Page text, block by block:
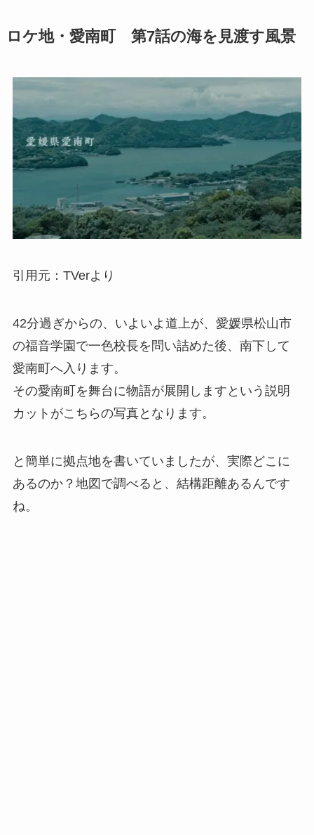
ロケ地・愛南町 第7話の海を見渡す風景
引用元：TVerより
42分過ぎからの、いよいよ道上が、愛媛県松山市
の福音学園で一色校長を問い詰めた後、南下して
愛南町へ入ります。
その愛南町を舞台に物語が展開しますという説明
カットがこちらの写真となります。
と簡単に拠点地を書いていましたが、実際どこに
あるのか？地図で調べると、結構距離あるんです
ね。